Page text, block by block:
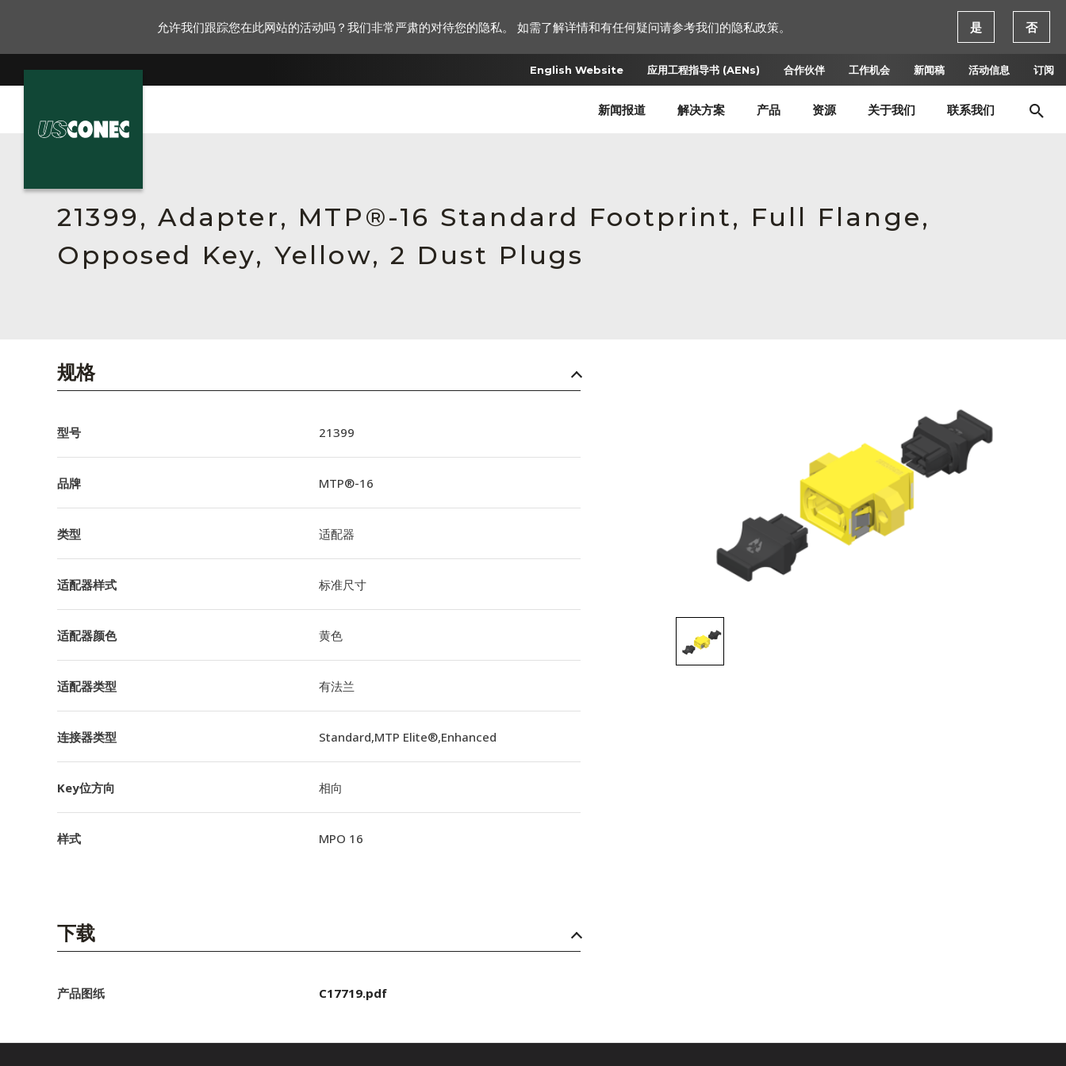
English Website 应用工程指导书 (AENs) 合作伙伴 工作机会 新闻稿 活动信息 订阅
新闻报道 解决方案 产品 资源 关于我们 联系我们
English Website
应用工程指导书 (AENs)
合作伙伴
活动信息
21399, Adapter, MTP®-16 Standard Footprint, Full Flange,
Opposed Key, Yellow, 2 Dust Plugs
规格
型号 21399
品牌 MTP®-16
类型 适配器
适配器样式 标准尺寸
适配器颜色 黄色
适配器类型 有法兰
连接器类型 Standard,MTP Elite®,Enhanced
Key位方向 相向
样式 MPO 16
下载
产品图纸 C17719.pdf
允许我们跟踪您在此网站的活动吗？我们非常严肃的对待您的隐私。 如需了解详情和有任何疑问请参考我们的隐私政策。 是 否